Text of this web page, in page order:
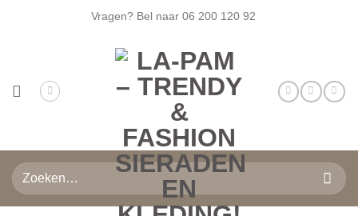
Vragen? Bel naar 06 200 120 92
Zoeken
naar: